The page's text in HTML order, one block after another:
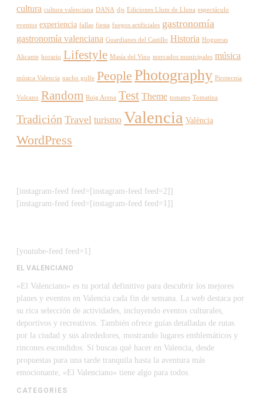
cultura cultura valenciana DANA djs Ediciones Llum de Lluna espectáculo
eventos experiencia fallas fiesta fuegos artificiales gastronomía
gastronomía valenciana Guardianes del Castillo Historia Hogueras
Alicante horario Lifestyle Masía del Vino mercados municipales música
música Valencia nacho golfe People Photography Pirotecnia
Vulcano Random Roig Arena Test Theme tomates Tomatina
Tradición Travel turismo Valencia València
WordPress
[instagram-feed feed=[instagram-feed feed=2]]
[instagram-feed feed=[instagram-feed feed=1]]
[youtube-feed feed=1]
EL VALENCIANO
«El Valenciano» es tu portal definitivo para descubrir los mejores
planes y eventos en Valencia cada fin de semana. La web destaca por
su rica selección de actividades, incluyendo eventos culturales,
deportivos y recreativos. También ofrece guías detalladas de rutas
por la ciudad y sus alrededores, mostrando lugares emblemáticos y
rincones escondidos. Si buscas qué hacer en Valencia, desde
propuestas para una tarde tranquila hasta la aventura más
emocionante, «El Valenciano» tiene algo para todos.
CATEGORIES